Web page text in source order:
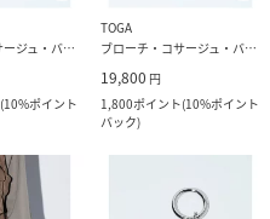
ブローチ・コサージュ・バッジ
(10%ポイント
TOGA
ブローチ・コサージュ・バッジ
19,800 円
1,800ポイント(10%ポイント
バック)